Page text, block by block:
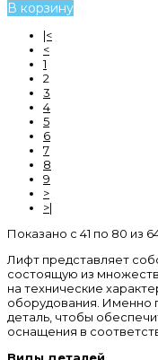
В корзину
|<
<
1
2
3
4
5
6
7
8
9
>
>|
Показано с 41 по 80 из
Лифт представляет
состоящую из
на технические
оборудования. Именно
деталь, чтобы
оснащения в
Виды деталей